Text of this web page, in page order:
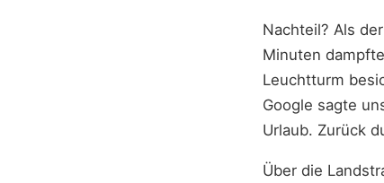
Nachteil? Als
Minuten
Leuchtturm
Google sagte
Urlaub. Zurück
Über die